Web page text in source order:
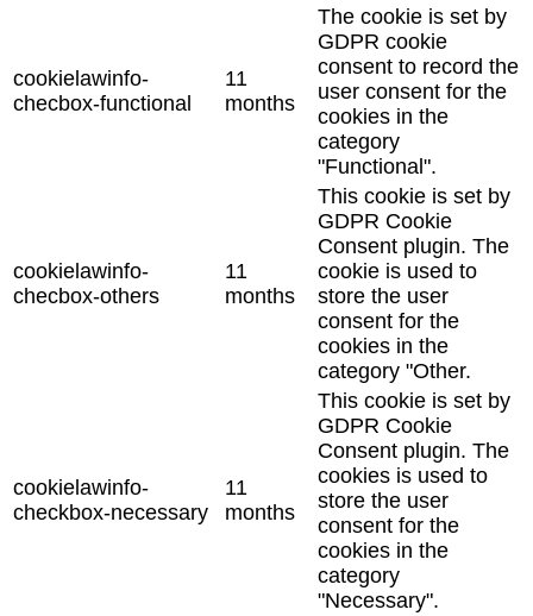
cookielawinfo-
checbox-functional
11
months
The cookie is set by
GDPR cookie
consent to record the
user consent for the
cookies in the
category
"Functional".
cookielawinfo-
checbox-others
11
months
This cookie is set by
GDPR Cookie
Consent plugin. The
cookie is used to
store the user
consent for the
cookies in the
category "Other.
cookielawinfo-
checkbox-necessary
11
months
This cookie is set by
GDPR Cookie
Consent plugin. The
cookies is used to
store the user
consent for the
cookies in the
category
"Necessary".